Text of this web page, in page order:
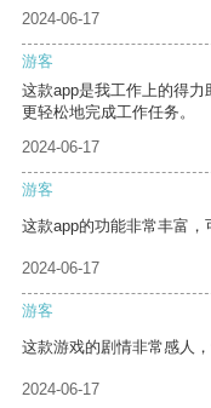
2024-06-17
游客
这款app是我工作上的得
更轻松地完成工作任务。
2024-06-17
游客
这款app的功能非常丰富，
2024-06-17
游客
这款游戏的剧情非常感人
2024-06-17